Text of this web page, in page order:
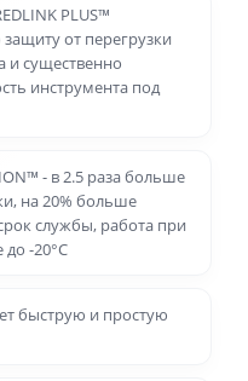
PLUS™
от перегрузки
и существенно
инструмента под
- в 2.5 раза больше
на 20% больше
службы, работа при
до -20°С
быструю и простую